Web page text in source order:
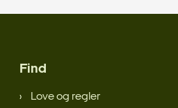
Find
Love og regler